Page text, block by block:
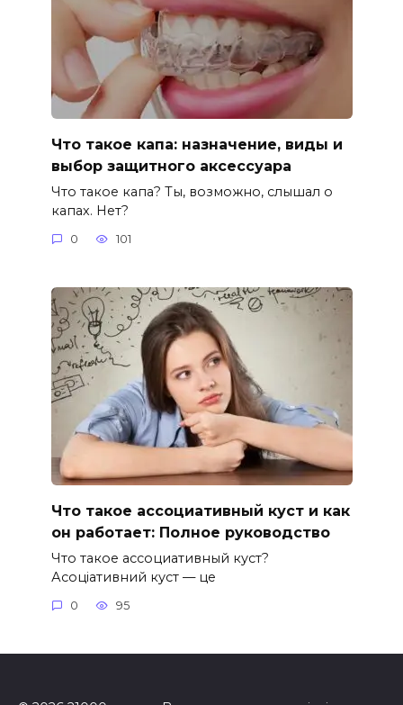
Что такое капа: назначение, виды и
выбор защитного аксессуара
Что такое капа? Ты, возможно, слышал о
капах. Нет?
0 101
Что такое ассоциативный куст и как
он работает: Полное руководство
Что такое ассоциативный куст?
Асоціативний куст — це
0 95